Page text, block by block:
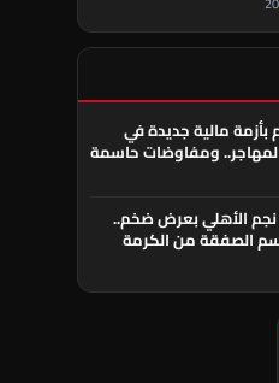
مالية جديدة في
ومفاوضات حاسمة
نجم الأهلي بعرض ضخم..
الصفقة من الكرمة